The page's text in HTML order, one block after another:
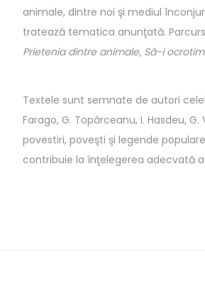
animale, dintre noi şi mediul
tratează tematica anunţată.
Prietenia dintre animale, Să-i
Textele sunt semnate de autori
Farago, G. Topârceanu, I. Hasdeu,
povestiri, poveşti şi legende
contribuie la înţelegerea adecvată